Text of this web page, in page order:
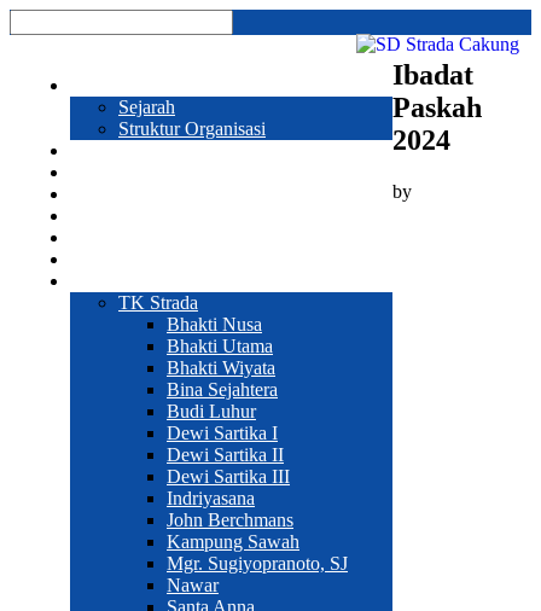
Sejarah
Struktur Organisasi
TK Strada
Bhakti Nusa
Bhakti Utama
Bhakti Wiyata
Bina Sejahtera
Budi Luhur
Dewi Sartika I
Dewi Sartika II
Dewi Sartika III
Indriyasana
John Berchmans
Kampung Sawah
Mgr. Sugiyopranoto, SJ
Nawar
Santa Anna
Ibadat
Paskah
2024
by